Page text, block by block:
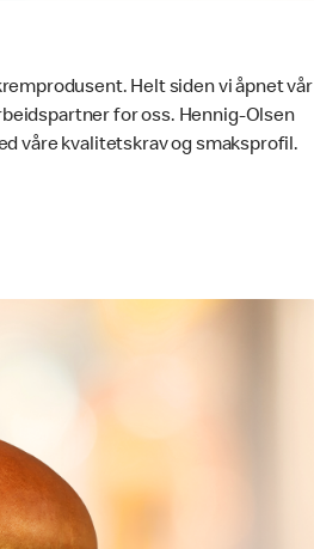
Helt siden vi åpnet vår
for oss. Hennig-Olsen
våre kvalitetskrav og smaksprofil.